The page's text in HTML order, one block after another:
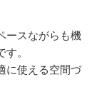
ースながらも機
。
に使える空間づ